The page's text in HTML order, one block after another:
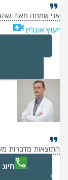
אני שמחה מאוד
ייעוץ אונליין
התוצאות מדברות
חיוג